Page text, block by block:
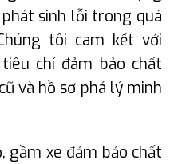
sinh lỗi trong quá
tôi cam kết với
chí đảm bảo chất
và hồ sơ phá lý minh
gầm xe đảm bảo chất